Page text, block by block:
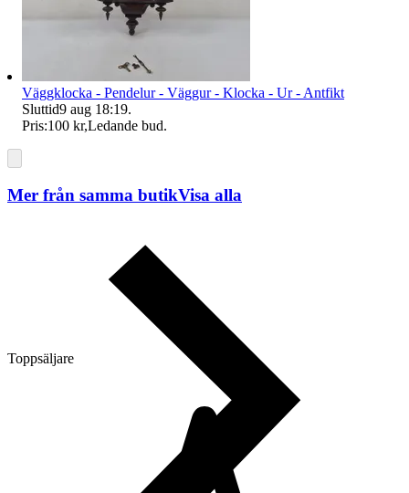
Toppsäljare
Väggklocka - Pendelur - Väggur - Klocka - Ur - Antfikt
Sluttid9 aug 18:19.
Pris:100 kr,Ledande bud.
Mer från samma butikVisa alla